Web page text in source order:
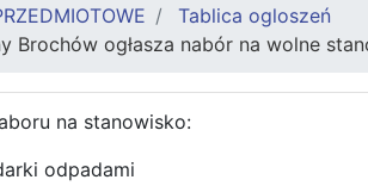
Tablica ogloszeń
Brochów ogłasza nabór na wolne
na stanowisko:
odpadami